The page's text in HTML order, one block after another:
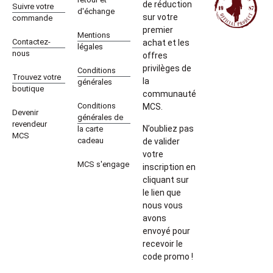
Suivre votre
commande
Contactez-
nous
Trouvez votre
boutique
Devenir
revendeur
MCS
d'échange
Mentions
légales
Conditions
générales
Conditions
générales de
la carte
cadeau
MCS s'engage
de réduction
sur votre
premier
achat et les
offres
privilèges de
la
communauté
MCS.
N’oubliez pas
de valider
votre
inscription en
cliquant sur
le lien que
nous vous
avons
envoyé pour
recevoir le
code promo !